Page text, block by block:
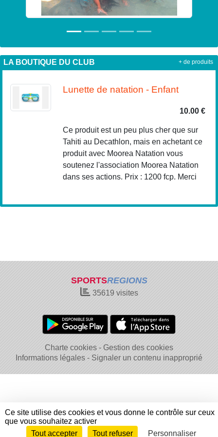
LA BOUTIQUE DU CLUB
Lunette de natation - Enfant
10.00 €
Ce produit est un peu plus cher que sur
Tahiti au Decathlon, mais en achetant ce
produit avec Moorea Natation vous
soutenez l'association Moorea Natation
dans ses actions. Prix : 1200 fcp. Merci
+ de produits
SPORTSREGIONS
35619 visites
Charte cookies
Gestion des cookies
Informations légales
Signaler un contenu inapproprié
Envie de participer ? Connexion
Ce site utilise des cookies et vous donne le contrôle sur ceux
que vous souhaitez activer
Tout accepter
Tout refuser Personnaliser